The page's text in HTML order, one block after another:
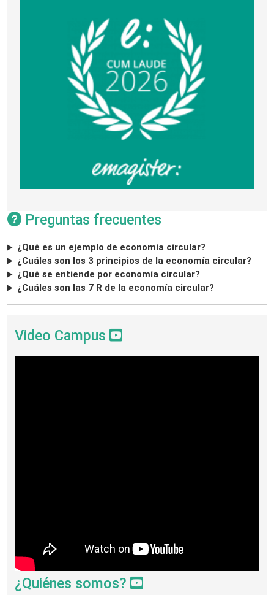
Preguntas frecuentes
¿Qué es un ejemplo de economía circular?
¿Cuáles son los 3 principios de la economía circular?
¿Qué se entiende por economía circular?
¿Cuáles son las 7 R de la economía circular?
Video Campus
¿Quiénes somos?